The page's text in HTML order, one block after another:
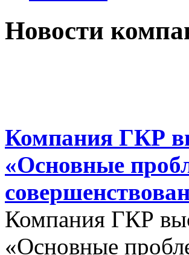
Новости
Компания ГКР
«Основные
Компания ГКР
«Основные